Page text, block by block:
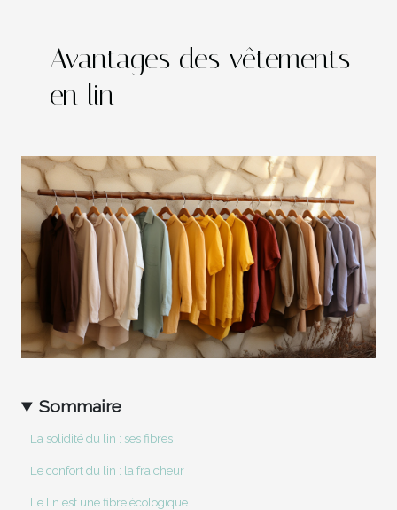
Avantages des vêtements
en lin
Sommaire
La solidité du lin : ses fibres
Le confort du lin : la fraicheur
Le lin est une fibre écologique